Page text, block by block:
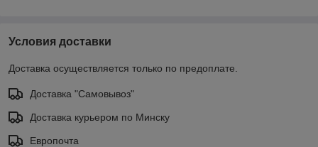
Условия доставки
Доставка осуществляется только по предоплате.
Доставка "Самовывоз"
Доставка курьером по Минску
Европочта